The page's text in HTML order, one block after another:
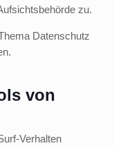
zu.
Datenschutz
von
Verhalten